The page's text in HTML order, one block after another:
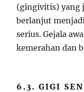
(gingivitis) yang
berlanjut
serius. Gejala
kemerahan dan
6.3. GIGI